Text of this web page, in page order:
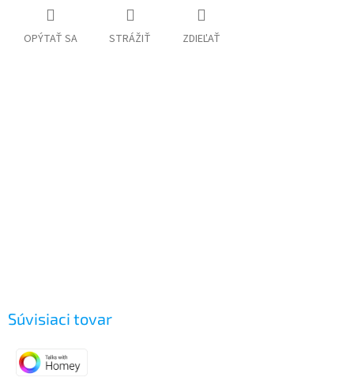
OPÝTAŤ SA STRÁŽIŤ ZDIEĽAŤ
Súvisiaci tovar